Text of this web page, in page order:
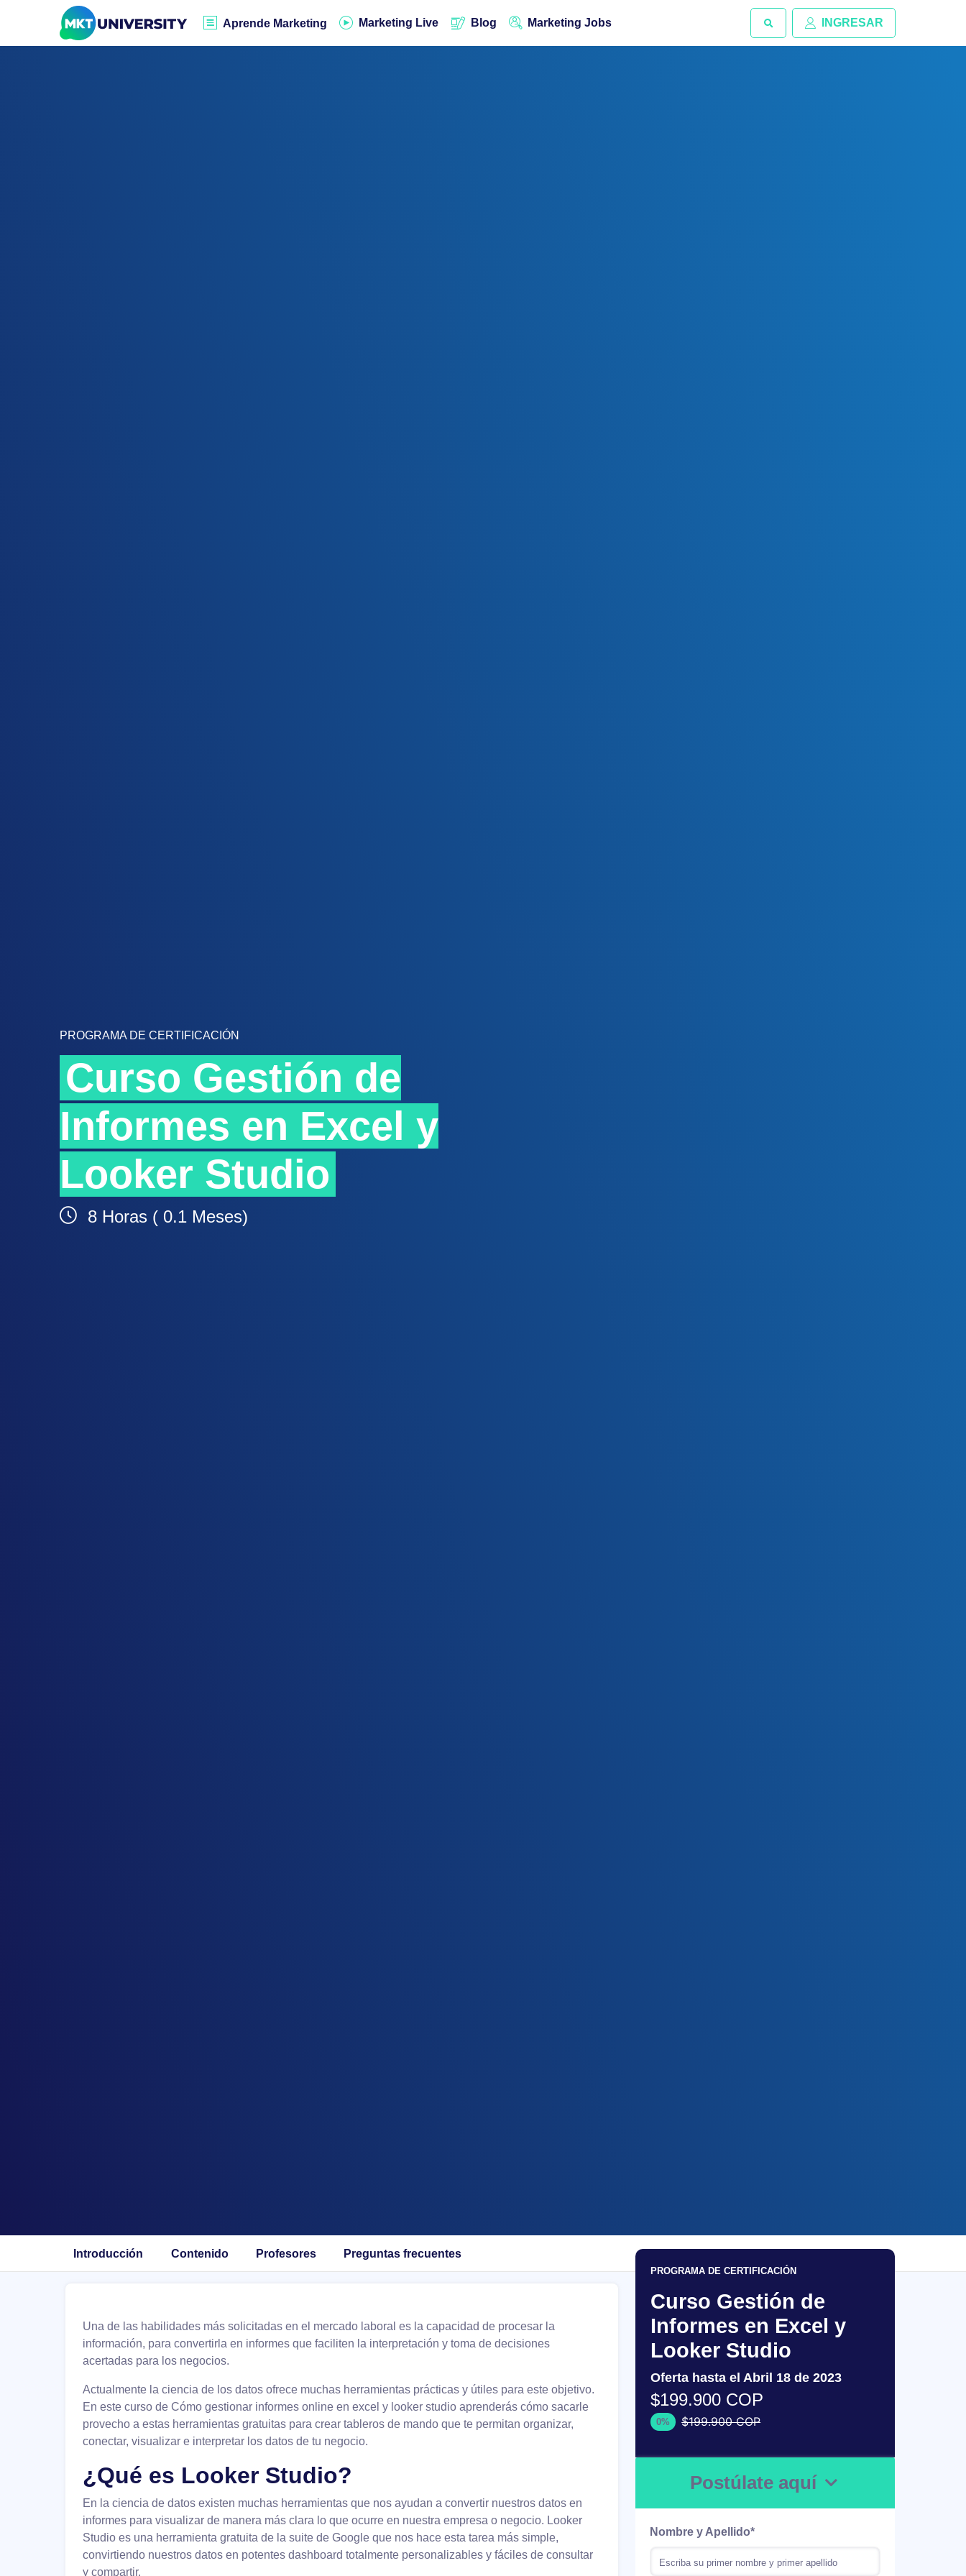
Aprende Marketing Marketing Live Blog Marketing Jobs INGRESAR
PROGRAMA DE CERTIFICACIÓN
Curso Gestión de
Informes en Excel y
Looker Studio
8 Horas ( 0.1 Meses)
Introducción Contenido Profesores Preguntas frecuentes
Una de las habilidades más solicitadas en el mercado laboral es la capacidad de procesar la
información, para convertirla en informes que faciliten la interpretación y toma de decisiones
acertadas para los negocios.
Actualmente la ciencia de los datos ofrece muchas herramientas prácticas y útiles para este objetivo.
En este curso de Cómo gestionar informes online en excel y looker studio aprenderás cómo sacarle
provecho a estas herramientas gratuitas para crear tableros de mando que te permitan organizar,
conectar, visualizar e interpretar los datos de tu negocio.
¿Qué es Looker Studio?
En la ciencia de datos existen muchas herramientas que nos ayudan a convertir nuestros datos en
informes para visualizar de manera más clara lo que ocurre en nuestra empresa o negocio. Looker
Studio es una herramienta gratuita de la suite de Google que nos hace esta tarea más simple,
convirtiendo nuestros datos en potentes dashboard totalmente personalizables y fáciles de consultar
y compartir.
PROGRAMA DE CERTIFICACIÓN
Curso Gestión de
Informes en Excel y
Looker Studio
Oferta hasta el Abril 18 de 2023
$199.900 COP
0% $199.900 COP
Postúlate aquí
Nombre y Apellido*